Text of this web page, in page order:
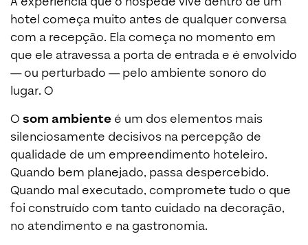
hotel começa muito antes de qualquer conversa
com a recepção. Ela começa no momento em
que ele atravessa a porta de entrada e é envolvido
— ou perturbado — pelo ambiente sonoro do
lugar. O
O som ambiente é um dos elementos mais
silenciosamente decisivos na percepção de
qualidade de um empreendimento hoteleiro.
Quando bem planejado, passa despercebido.
Quando mal executado, compromete tudo o que
foi construído com tanto cuidado na decoração,
no atendimento e na gastronomia.